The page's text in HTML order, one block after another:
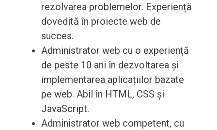
rezolvarea problemelor. Experiență
dovedită în proiecte web de
succes.
Administrator web cu o experiență
de peste 10 ani în dezvoltarea și
implementarea aplicațiilor bazate
pe web. Abil în HTML, CSS și
JavaScript.
Administrator web competent, cu